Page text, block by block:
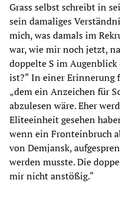
Grass selbst schreibt in
sein damaliges
mich, was damals im
war, wie mir noch jetzt,
doppelte S im
ist?“ In einer Erinnerung
„dem ein Anzeichen für
abzulesen wäre. Eher
Eliteeinheit gesehen
wenn ein Fronteinbruch
von Demjansk,
werden musste. Die
mir nicht anstößig.“